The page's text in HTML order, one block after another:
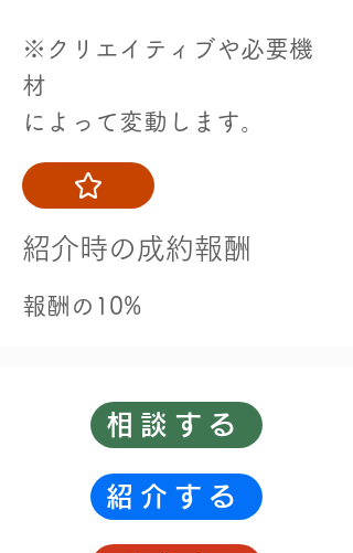
※クリエイティブや必要機
材
によって変動します。
​紹介時の成約報酬
​報酬の10%
相談する
紹介する